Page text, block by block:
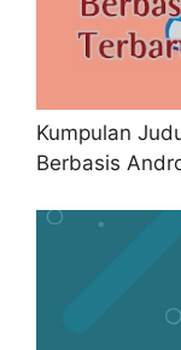
Kumpulan
Berbasis